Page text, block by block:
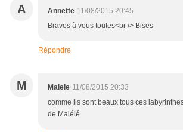
A Annette 11/08/2015 20:45
Bravos à vous toutes<br /> Bises
Répondre
M Malele 11/08/2015 20:33
comme ils sont beaux tous ces
de Malélé